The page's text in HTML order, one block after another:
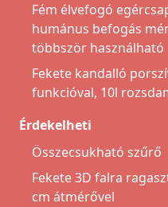
Fém élvefogó
humánus befogás
többször használható
Fekete kandalló
funkcióval, 10l
Érdekelheti
Összecsukható szűrő
Fekete 3D falra
cm átmérővel